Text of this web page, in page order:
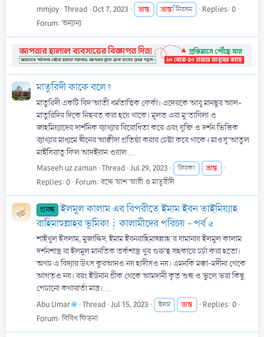
mmjoy Thread Oct 7, 2023 ভ্রান্ত ভ্রান্তি নিরসন
Replies: 0
Forum:অন্যান্য
মাতুরিদী কাকে বলে?
মাতুরিদী একটি বিদ‘আতী ধর্মতাত্ত্বিক ফের্কা। এদেরকে আবূ মানছূর আল-
মাতুরিদির দিকে নিছবত করা হয়ে থাকে। মূলত এরা মু‘তাযিলা ও
জাহমিয়্যাদের দার্শনিক ব্যাখ্যার বিরোধিতা করে এবং যুক্তি ও দর্শন ভিত্তিক
ব্যাখ্যার মাধ্যমে দ্বীনের আক্বীদা প্রতিষ্ঠা করার চেষ্টা করে থাকে (মাওসূ‘আতুল
মাইসিরাতু ফিল আদইয়ান ওয়াল...
Maseeh uz zaman Thread Jul 29, 2023 ফিরকা
ভ্রান্ত
Replies: 0 Forum:রদ্দে আশ'আরী ও মাতুরীদী
প্রবন্ধ ইলমুল কালাম এর বিপরীতে ইমাম ইবন তাইমিয়্যাহ
রাহিমাহুল্লাহর ভূমিকা┊কালামীদের পরিচয় - পর্ব ৫
শাইখুল ইসলাম, মুজাদ্দিদ, ইমাম ইবনরাহিমাহুল্লাহ'র যামানায় ইলমুল কালাম
দর্শনশাস্ত্র বা ইলমুল মানতিক তর্কশাস্ত্র খুব গুরুত্ব সহকারে চর্চা করা হতো।
অথচ এ বিদ্যার উৎস কুরআনও নয় হাদীসও নয়। এমনকি মক্কা-মদীনা থেকে
আগতও নয়। বরং ইউনান গ্রীক থেকে আমদানী কৃত শুদ্ধ ও ভুলে ভরা কিছু
পেচানো কথাবার্তা মাত্র।...
Abu Umar Thread Jul 15, 2023 ইলম ভ্রান্ত
Replies: 0
Forum:বিবিধ ফিতনা